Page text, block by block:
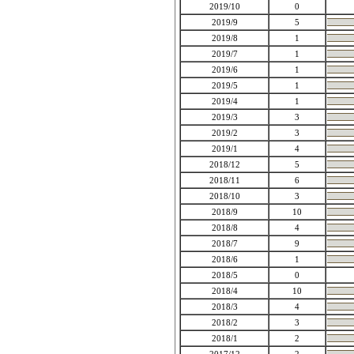
2019/10
0
2019/9
5
2019/8
1
2019/7
1
2019/6
1
2019/5
1
2019/4
1
2019/3
3
2019/2
3
2019/1
4
2018/12
5
2018/11
6
2018/10
3
2018/9
10
2018/8
4
2018/7
9
2018/6
1
2018/5
0
2018/4
10
2018/3
4
2018/2
3
2018/1
2